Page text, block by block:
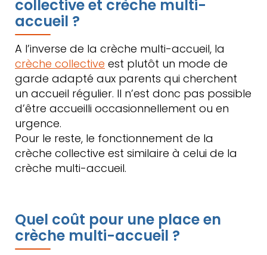
collective et crèche multi-
accueil ?
A l’inverse de la crèche multi-accueil, la
crèche collective est plutôt un mode de
garde adapté aux parents qui cherchent
un accueil régulier. Il n’est donc pas possible
d’être accueilli occasionnellement ou en
urgence.
Pour le reste, le fonctionnement de la
crèche collective est similaire à celui de la
crèche multi-accueil.
Quel coût pour une place en
crèche multi-accueil ?